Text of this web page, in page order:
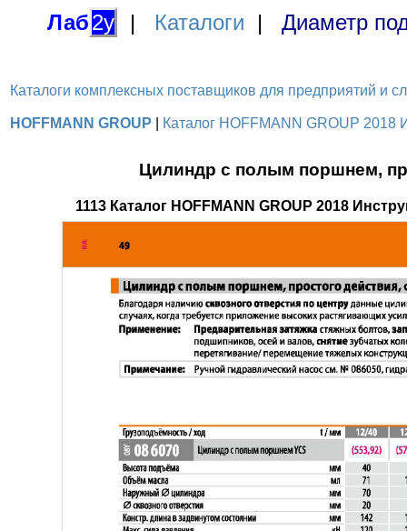
Лаб2у | Каталоги | Диаметр
Каталоги комплексных поставщиков для предприятий и
HOFFMANN GROUP Каталог HOFFMANN GROUP 2018
Цилиндр с полым поршнем,
1113 Каталог HOFFMANN GROUP 2018